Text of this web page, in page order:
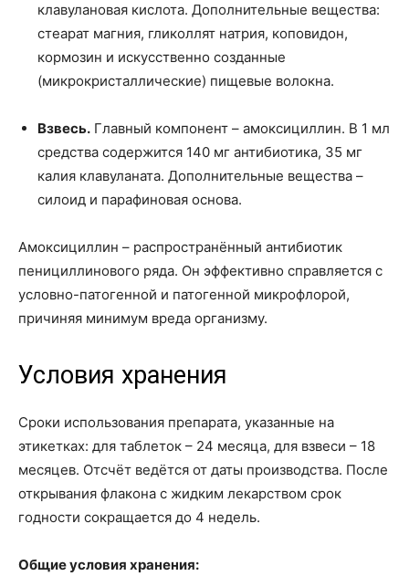
клавулановая кислота. Дополнительные вещества:
стеарат магния, гликоллят натрия, коповидон,
кормозин и искусственно созданные
(микрокристаллические) пищевые волокна.
Взвесь. Главный компонент – амоксициллин. В 1 мл
средства содержится 140 мг антибиотика, 35 мг
калия клавуланата. Дополнительные вещества –
силоид и парафиновая основа.
Амоксициллин – распространённый антибиотик
пенициллинового ряда. Он эффективно справляется с
условно-патогенной и патогенной микрофлорой,
причиняя минимум вреда организму.
Условия хранения
Сроки использования препарата, указанные на
этикетках: для таблеток – 24 месяца, для взвеси – 18
месяцев. Отсчёт ведётся от даты производства. После
открывания флакона с жидким лекарством срок
годности сокращается до 4 недель.
Общие условия хранения: